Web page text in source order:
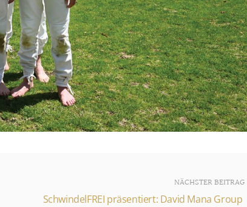
NÄCHSTER BEITRAG
SchwindelFREI präsentiert: David Mana Group